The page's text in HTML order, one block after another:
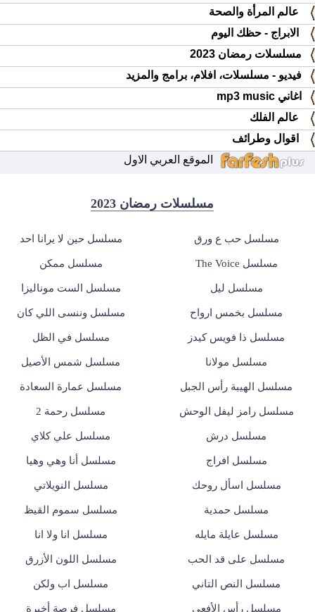
عالم المرأة والصحة
الابراج - حظك اليوم
مسلسلات رمضان 2023
فيديو - مسلسلات، افلام، برامج والمزيد
اغاني mp3 music
عالم الفلك
اقوال وطرائف
الموقع العربي الاول
مسلسلات رمضان 2023
مسلسل حب ع ورق مسلسل حين لا يرانا احد
مسلسل The Voice مسلسل ممكن
مسلسل ليل مسلسل الست موناليزا
مسلسل بخمس ارواح مسلسل وننسى اللي كان
مسلسل ذا فويس كيدز مسلسل في الظل
مسلسل مولانا مسلسل شمس الأصيل
مسلسل الهيبة رأس الجبل مسلسل عمارة السعادة
مسلسل رامز ليفل الوحش مسلسل رحمة 2
مسلسل درش مسلسل علي كلاي
مسلسل افراج مسلسل أنا وهي وهيا
مسلسل اسأل روحك مسلسل النويلاتي
مسلسل حمدية مسلسل سموم القيظ
مسلسل عايلة مايله مسلسل انا ولا انا
مسلسل على قد الحب مسلسل اللون الأزرق
مسلسل النص التاني مسلسل اب ولكن
مسلسل رأس الأفعى مسلسل فرصة أخيرة